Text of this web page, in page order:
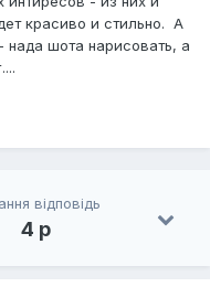
красиво и стильно. А
нада шота нарисовать, а
відповідь
4 р